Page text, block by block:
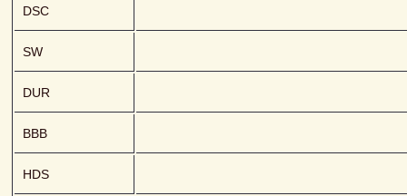
DSC
SW
DUR
BBB
HDS